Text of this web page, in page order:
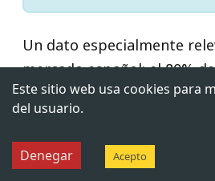
Un dato especialmente
mercado español: el 80%
trabajo Ruby on Rails en
modalidad de teletrabajo
flexible. La naturaleza del
fundamentalmente
Este sitio web usa cookies para
del usuario.
Denegar Acepto